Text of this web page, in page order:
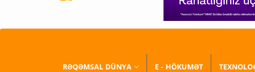
RƏQƏMSAL DÜNYA E - HÖKUMƏT